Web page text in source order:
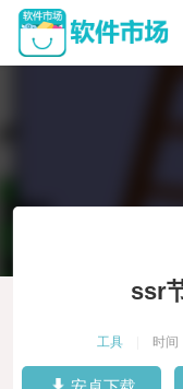
ssr
工具 时间